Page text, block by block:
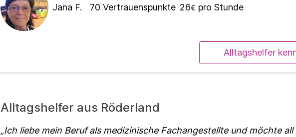
Jana F. 70 Vertrauenspunkte 26€ pro Stunde
Alltagshelfer
Alltagshelfer aus Röderland
Ich liebe mein Beruf als medizinische Fachangestellte und möchte all